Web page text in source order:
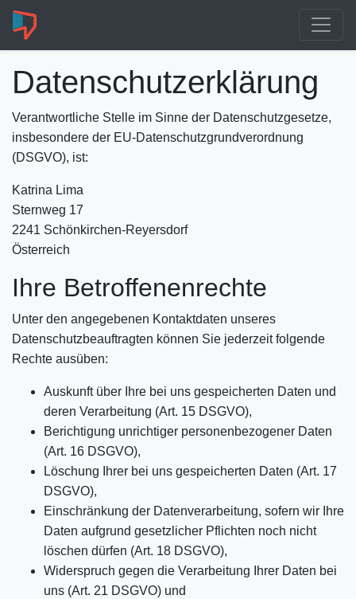
Datenschutzerklärung
Verantwortliche Stelle im Sinne der Datenschutzgesetze,
insbesondere der EU-Datenschutzgrundverordnung
(DSGVO), ist:
Katrina Lima
Sternweg 17
2241 Schönkirchen-Reyersdorf
Österreich
Ihre Betroffenenrechte
Unter den angegebenen Kontaktdaten unseres
Datenschutzbeauftragten können Sie jederzeit folgende
Rechte ausüben:
Auskunft über Ihre bei uns gespeicherten Daten und
deren Verarbeitung (Art. 15 DSGVO),
Berichtigung unrichtiger personenbezogener Daten
(Art. 16 DSGVO),
Löschung Ihrer bei uns gespeicherten Daten (Art. 17
DSGVO),
Einschränkung der Datenverarbeitung, sofern wir Ihre
Daten aufgrund gesetzlicher Pflichten noch nicht
löschen dürfen (Art. 18 DSGVO),
Widerspruch gegen die Verarbeitung Ihrer Daten bei
uns (Art. 21 DSGVO) und